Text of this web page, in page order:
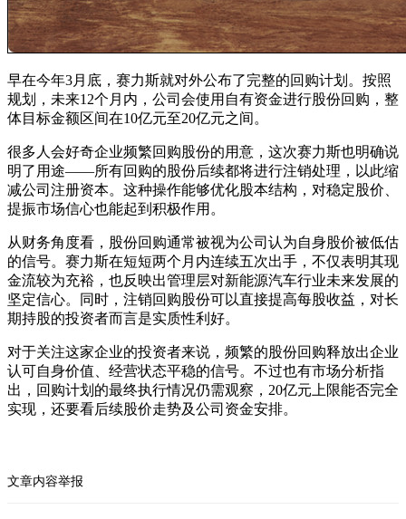
早在今年3月底，赛力斯就对外公布了完整的回购计划。按照
规划，未来12个月内，公司会使用自有资金进行股份回购，整
体目标金额区间在10亿元至20亿元之间。
很多人会好奇企业频繁回购股份的用意，这次赛力斯也明确说
明了用途——所有回购的股份后续都将进行注销处理，以此缩
减公司注册资本。这种操作能够优化股本结构，对稳定股价、
提振市场信心也能起到积极作用。
从财务角度看，股份回购通常被视为公司认为自身股价被低估
的信号。赛力斯在短短两个月内连续五次出手，不仅表明其现
金流较为充裕，也反映出管理层对新能源汽车行业未来发展的
坚定信心。同时，注销回购股份可以直接提高每股收益，对长
期持股的投资者而言是实质性利好。
对于关注这家企业的投资者来说，频繁的股份回购释放出企业
认可自身价值、经营状态平稳的信号。不过也有市场分析指
出，回购计划的最终执行情况仍需观察，20亿元上限能否完全
实现，还要看后续股价走势及公司资金安排。
文章内容举报